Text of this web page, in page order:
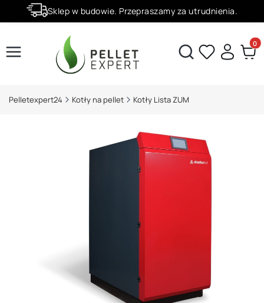
Sklep w budowie. Przepraszamy za utrudnienia.
Otwórz wyszukiwarkę
Pelletexpert24 Kotły na pellet Kotły Lista ZUM